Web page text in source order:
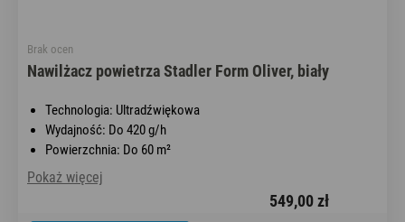
Brak ocen
Nawilżacz powietrza Stadler Form Oliver, biały
Technologia: Ultradźwiękowa
Wydajność: Do 420 g/h
Powierzchnia: Do 60 m²
Pokaż więcej
549,00 zł